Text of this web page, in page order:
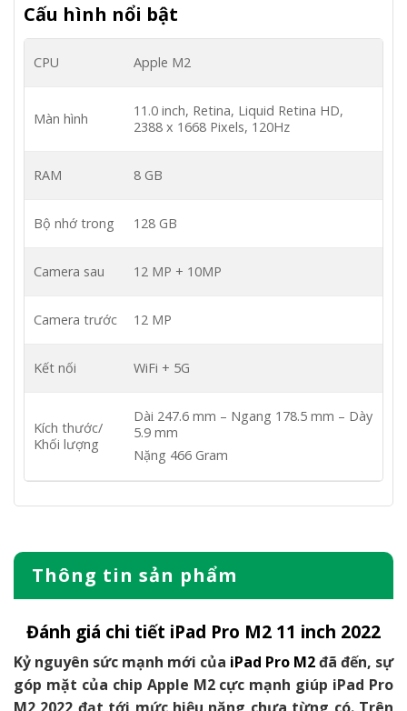
Thông tin sản phẩm
Đánh giá chi tiết iPad Pro M2 11 inch 2022
Kỷ nguyên sức mạnh mới của iPad Pro M2đã đến, sự
góp mặt của chip Apple M2 cực mạnh giúp iPad Pro
Cấu hình nổi bật
CPU Apple M2
Màn hình
11.0 inch, Retina, Liquid Retina HD,
2388 x 1668 Pixels, 120Hz
RAM 8 GB
Bộ nhớ trong 128 GB
Camera sau 12 MP + 10MP
Camera trước 12 MP
Kết nối WiFi + 5G
Kích thước/
Khối lượng
Dài 247.6 mm – Ngang 178.5 mm – Dày
5.9 mm
Nặng 466 Gram